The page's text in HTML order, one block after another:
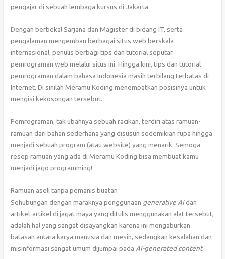
pengajar di sebuah lembaga kursus di Jakarta.
Dengan berbekal Sarjana dan Magister di bidang IT, serta
pengalaman mengemban berbagai situs web berskala
internasional, penulis berbagi tips dan tutorial seputar
pemrograman web melalui situs ini. Hingga kini, tips dan tutorial
pemrograman dalam bahasa Indonesia masih terbilang terbatas di
Internet. Di sinilah Meramu Koding menempatkan posisinya untuk
mengisi kekosongan tersebut.
Pemrograman, tak ubahnya sebuah racikan, terdiri atas ramuan-
ramuan dari bahan sederhana yang disusun sedemikian rupa hingga
menjadi sebuah program (atau website) yang menarik. Semoga
resep ramuan yang ada di Meramu Koding bisa membuat kamu
menjadi jago programming!
Ramuan aseli tanpa pemanis buatan
Sehubungan dengan maraknya penggunaan generative AIdan
artikel-artikel di jagat maya yang ditulis menggunakan alat tersebut,
adalah hal yang sangat disayangkan karena ini mengaburkan
batasan antara karya manusia dan mesin, sedangkan kesalahan dan
misinformasi sangat umum dijumpai pada AI-generated content.